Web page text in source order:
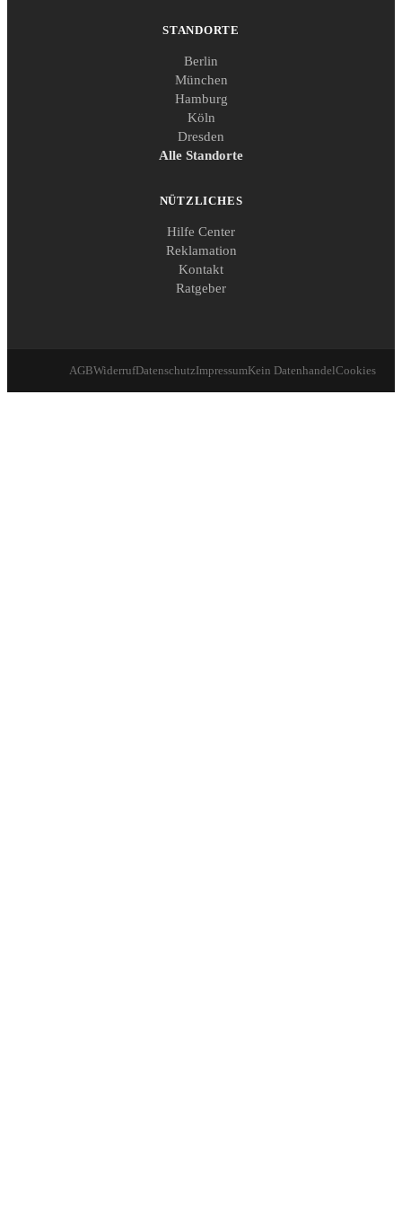
STANDORTE
Berlin
München
Hamburg
Köln
Dresden
Alle Standorte
NÜTZLICHES
Hilfe Center
Reklamation
Kontakt
Ratgeber
AGBWiderrufDatenschutzImpressumKein DatenhandelCookies